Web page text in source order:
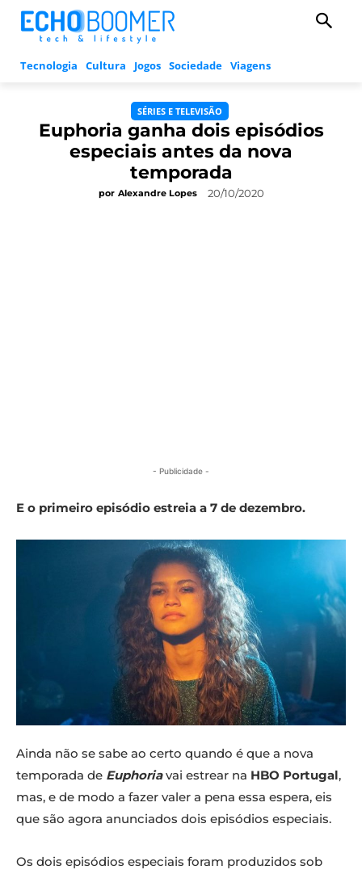
Tecnologia Cultura Jogos Sociedade Viagens
SÉRIES E TELEVISÃO
Euphoria ganha dois episódios
especiais antes da nova
temporada
por Alexandre Lopes 20/10/2020
- Publicidade -
E o primeiro episódio estreia a 7 de dezembro.
Ainda não se sabe ao certo quando é que a nova
temporada de Euphoriavai estrear na HBO Portugal,
mas, e de modo a fazer valer a pena essa espera, eis
que são agora anunciados dois episódios especiais.
Os dois episódios especiais foram produzidos sob